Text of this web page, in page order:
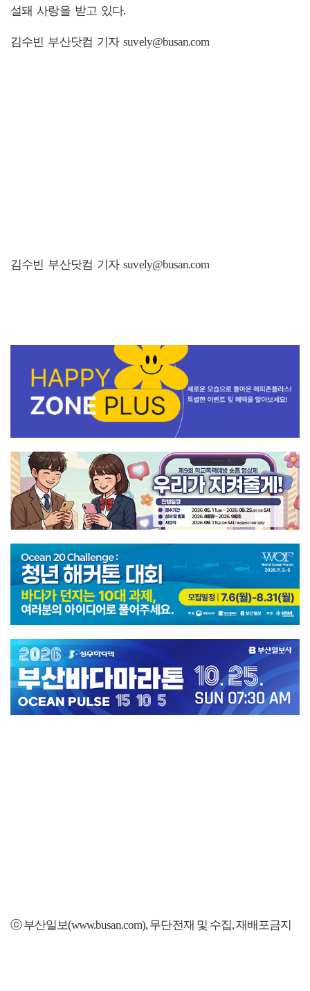
설돼 사랑을 받고 있다.
김수빈 부산닷컴 기자 suvely@busan.com
김수빈 부산닷컴 기자 suvely@busan.com
ⓒ 부산일보(www.busan.com), 무단전재 및 수집, 재배포금지